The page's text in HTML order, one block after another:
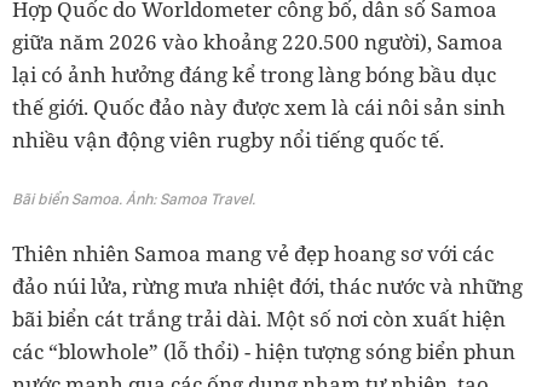
Hợp Quốc do Worldometer công bố, dân số Samoa
giữa năm 2026 vào khoảng 220.500 người), Samoa
lại có ảnh hưởng đáng kể trong làng bóng bầu dục
thế giới. Quốc đảo này được xem là cái nôi sản sinh
nhiều vận động viên rugby nổi tiếng quốc tế.
Bãi biển Samoa. Ảnh: Samoa Travel.
Thiên nhiên Samoa mang vẻ đẹp hoang sơ với các
đảo núi lửa, rừng mưa nhiệt đới, thác nước và những
bãi biển cát trắng trải dài. Một số nơi còn xuất hiện
các “blowhole” (lỗ thổi) - hiện tượng sóng biển phun